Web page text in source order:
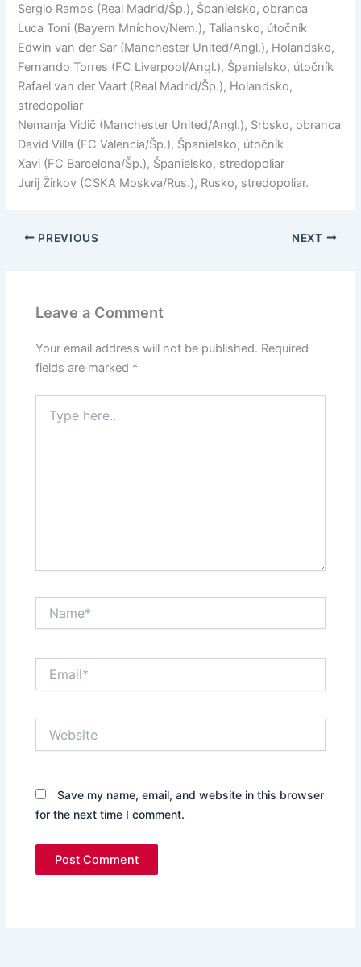
Sergio Ramos (Real Madrid/Šp.), Španielsko, obranca
Luca Toni (Bayern Mníchov/Nem.), Taliansko, útočník
Edwin van der Sar (Manchester United/Angl.), Holandsko,
Fernando Torres (FC Liverpool/Angl.), Španielsko, útočník
Rafael van der Vaart (Real Madrid/Šp.), Holandsko,
stredopoliar
Nemanja Vidič (Manchester United/Angl.), Srbsko, obranca
David Villa (FC Valencia/Šp.), Španielsko, útočník
Xavi (FC Barcelona/Šp.), Španielsko, stredopoliar
Jurij Žirkov (CSKA Moskva/Rus.), Rusko, stredopoliar.
PREVIOUS NEXT
Leave a Comment
Your email address will not be published. Required
fields are marked *
here..
Save my name, email, and website in this browser
for the next time I comment.